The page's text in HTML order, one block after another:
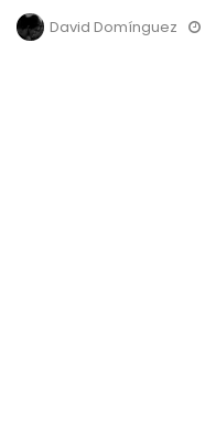
David Domínguez